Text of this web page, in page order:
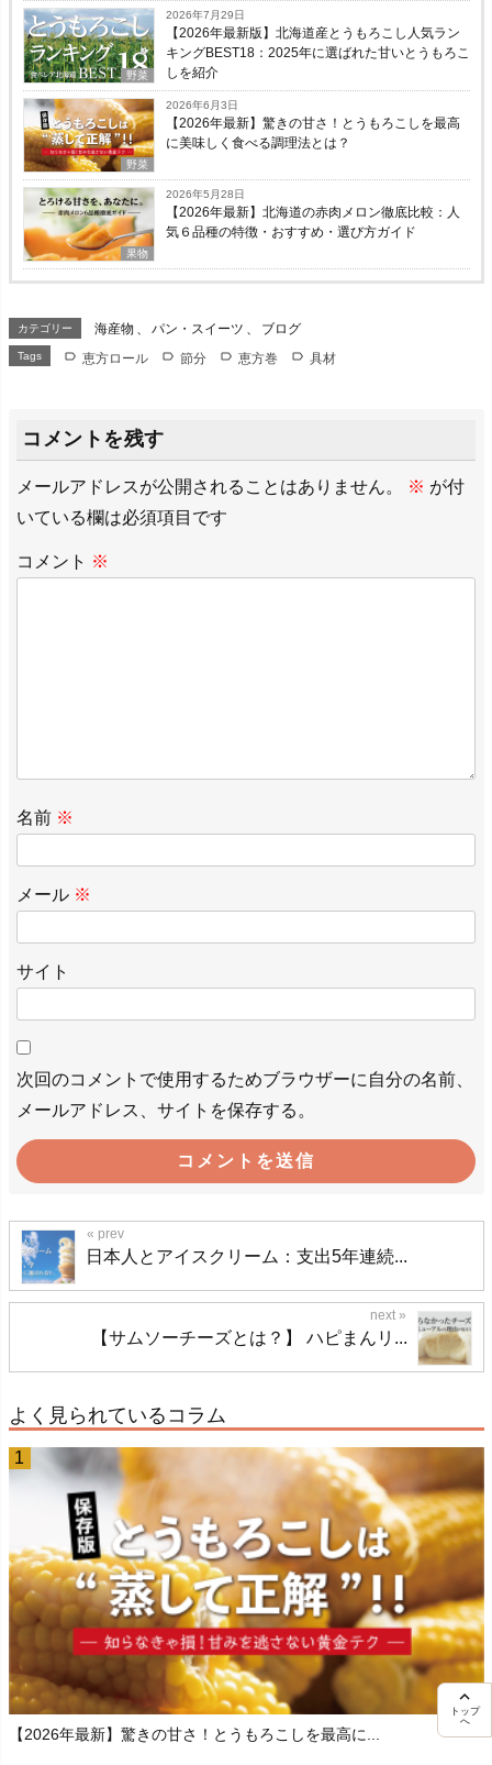
野菜
2026年7月29日
【2026年最新版】北海道産とうもろこし人気ラン
キングBEST18：2025年に選ばれた甘いとうもろこ
しを紹介
野菜
2026年6月3日
【2026年最新】驚きの甘さ！とうもろこしを最高
に美味しく食べる調理法とは？
果物
2026年5月28日
【2026年最新】北海道の赤肉メロン徹底比較：人
気６品種の特徴・おすすめ・選び方ガイド
カテゴリー 海産物 、 パン・スイーツ 、 ブログ
Tags 恵方ロール 節分 恵方巻 具材
コメントを残す
メールアドレスが公開されることはありません。 ※ が付
いている欄は必須項目です
コメント ※
名前 ※
メール ※
サイト
次回のコメントで使用するためブラウザーに自分の名前、
メールアドレス、サイトを保存する。
日本人とアイスクリーム：支出5年連続...
【サムソーチーズとは？】 ハピまんリ...
よく見られているコラム
【2026年最新】驚きの甘さ！とうもろこしを最高に...
トップ
へ